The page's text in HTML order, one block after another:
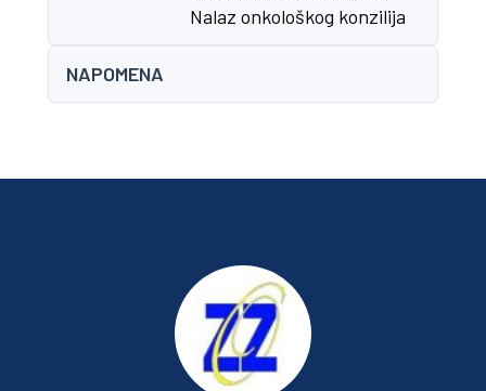
Nalaz onkološkog konzilija
NAPOMENA